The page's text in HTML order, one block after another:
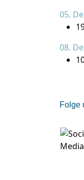
05.
08.
Folge